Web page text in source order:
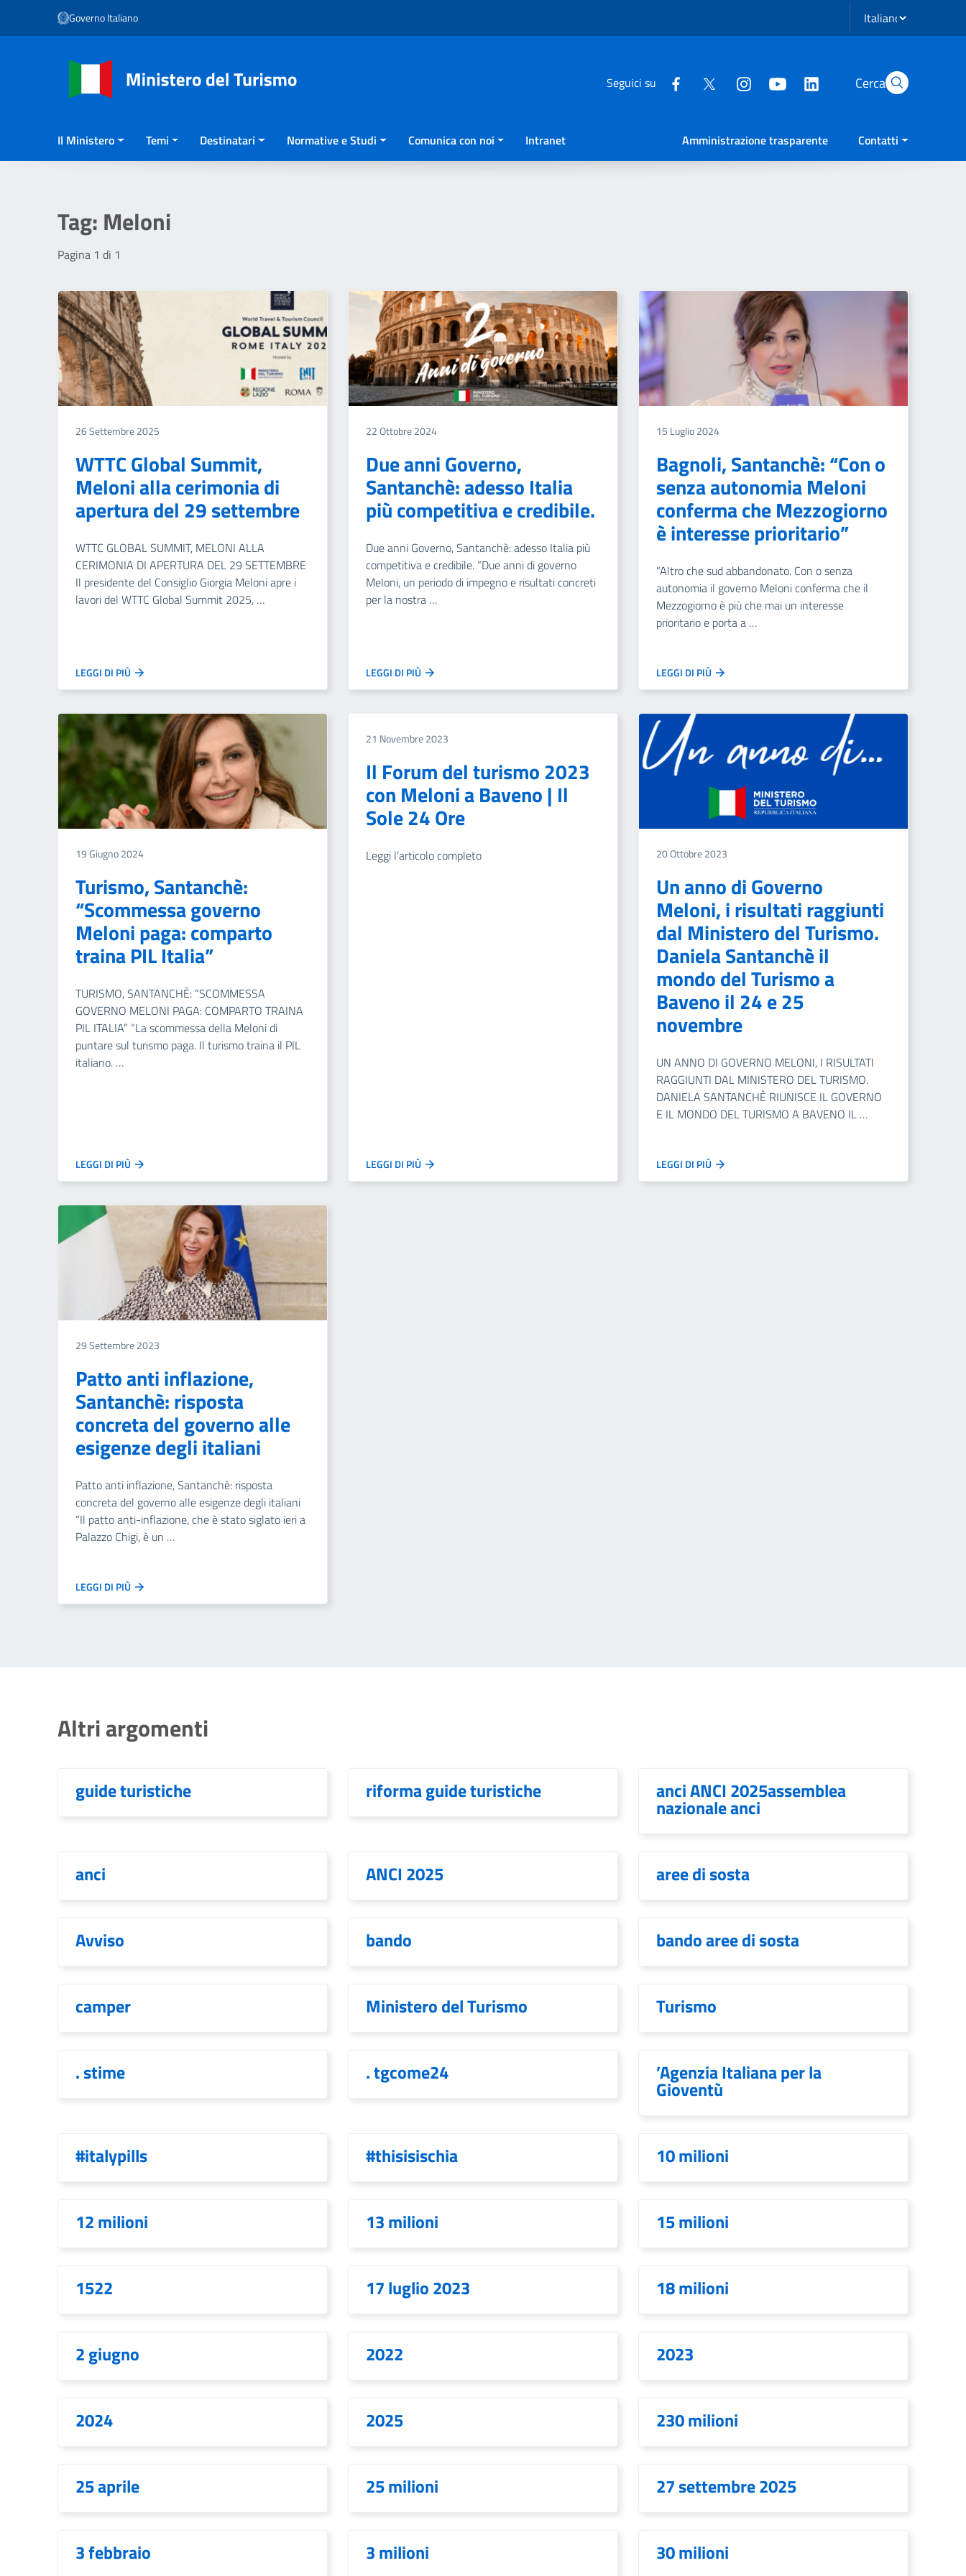
Vai ai contenuti
Vai al menu di navigazione
Governo Italiano Seleziona lingua
Seguici su Cerca
Il Ministero Temi Destinatari Normative e Studi Comunica con noi Intranet Amministrazione trasparente Contatti
Tag: Meloni
Pagina 1 di 1
26 Settembre 2025
WTTC Global Summit,
Meloni alla cerimonia di
apertura del 29 settembre
WTTC GLOBAL SUMMIT, MELONI ALLA
CERIMONIA DI APERTURA DEL 29 SETTEMBRE
Il presidente del Consiglio Giorgia Meloni apre i
lavori del WTTC Global Summit 2025, …
LEGGI DI PIÙ
22 Ottobre 2024
Due anni Governo,
Santanchè: adesso Italia
più competitiva e credibile.
Due anni Governo, Santanchè: adesso Italia più
competitiva e credibile. “Due anni di governo
Meloni, un periodo di impegno e risultati concreti
per la nostra …
LEGGI DI PIÙ
15 Luglio 2024
Bagnoli, Santanchè: “Con o
senza autonomia Meloni
conferma che Mezzogiorno
è interesse prioritario”
“Altro che sud abbandonato. Con o senza
autonomia il governo Meloni conferma che il
Mezzogiorno è più che mai un interesse
prioritario e porta a …
LEGGI DI PIÙ
19 Giugno 2024
Turismo, Santanchè:
“Scommessa governo
Meloni paga: comparto
traina PIL Italia”
TURISMO, SANTANCHÈ: “SCOMMESSA
GOVERNO MELONI PAGA: COMPARTO TRAINA
PIL ITALIA” “La scommessa della Meloni di
puntare sul turismo paga. Il turismo traina il PIL
italiano. …
LEGGI DI PIÙ
21 Novembre 2023
Il Forum del turismo 2023
con Meloni a Baveno | Il
Sole 24 Ore
Leggi l’articolo completo
LEGGI DI PIÙ
20 Ottobre 2023
Un anno di Governo
Meloni, i risultati raggiunti
dal Ministero del Turismo.
Daniela Santanchè il
mondo del Turismo a
Baveno il 24 e 25
novembre
UN ANNO DI GOVERNO MELONI, I RISULTATI
RAGGIUNTI DAL MINISTERO DEL TURISMO.
DANIELA SANTANCHÈ RIUNISCE IL GOVERNO
E IL MONDO DEL TURISMO A BAVENO IL …
LEGGI DI PIÙ
29 Settembre 2023
Patto anti inflazione,
Santanchè: risposta
concreta del governo alle
esigenze degli italiani
Patto anti inflazione, Santanchè: risposta
concreta del governo alle esigenze degli italiani
“Il patto anti-inflazione, che è stato siglato ieri a
Palazzo Chigi, è un …
LEGGI DI PIÙ
Altri argomenti
guide turistiche riforma guide turistiche anci ANCI 2025assemblea
nazionale anci
anci ANCI 2025 aree di sosta
Avviso bando bando aree di sosta
camper Ministero del Turismo Turismo
. stime . tgcome24 ’Agenzia Italiana per la
Gioventù
#italypills #thisisischia 10 milioni
12 milioni 13 milioni 15 milioni
1522 17 luglio 2023 18 milioni
2 giugno 2022 2023
2024 2025 230 milioni
25 aprile 25 milioni 27 settembre 2025
3 febbraio 3 milioni 30 milioni